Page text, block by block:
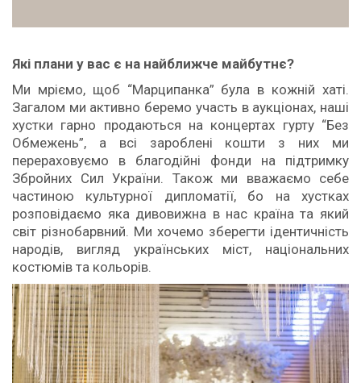
Які плани у вас є на найближче майбутнє?
Ми мріємо, щоб “Марципанка” була в кожній хаті.
Загалом ми активно беремо участь в аукціонах, наші
хустки гарно продаються на концертах гурту “Без
Обмежень”, а всі зароблені кошти з них ми
перераховуємо в благодійні фонди на підтримку
Збройних Сил України. Також ми вважаємо себе
частиною культурної дипломатії, бо на хустках
розповідаємо яка дивовижна в нас країна та який
світ різнобарвний. Ми хочемо зберегти ідентичність
народів, вигляд українських міст, національних
костюмів та кольорів.